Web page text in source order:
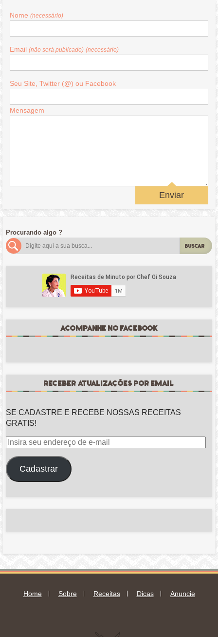
Nome(necessário)
Email(não será publicado) (necessário)
Seu Site, Twitter (@) ou Facebook
Mensagem
Enviar
Procurando algo ?
BUSCAR
ACOMPANHE NO FACEBOOK
RECEBER ATUALIZAÇÕES POR EMAIL
SE CADASTRE E RECEBE NOSSAS RECEITAS
GRATIS!
Insira
endereço
de
Cadastrar
Home Sobre Receitas Dicas Anuncie